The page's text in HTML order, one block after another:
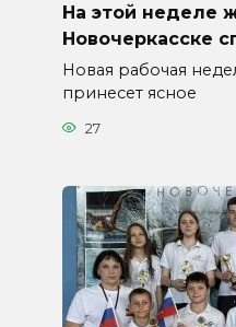
На этой неделе
Новочеркасске
Новая рабочая
принесет ясное
27